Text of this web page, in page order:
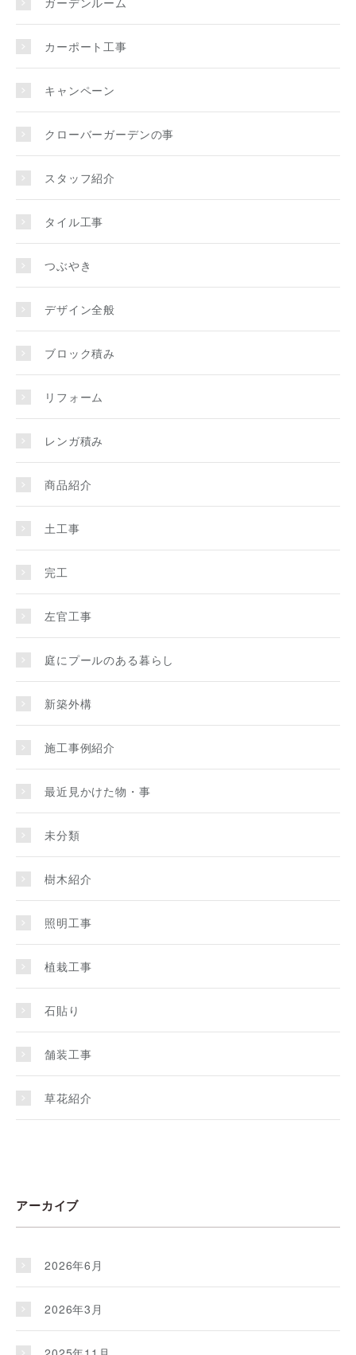
カーポート工事
キャンペーン
クローバーガーデンの事
スタッフ紹介
タイル工事
つぶやき
デザイン全般
ブロック積み
リフォーム
レンガ積み
商品紹介
土工事
完工
左官工事
庭にプールのある暮らし
新築外構
施工事例紹介
最近見かけた物・事
未分類
樹木紹介
照明工事
植栽工事
石貼り
舗装工事
草花紹介
アーカイブ
2026年6月
2026年3月